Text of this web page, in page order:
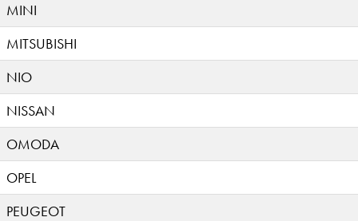
MINI
MITSUBISHI
NIO
NISSAN
OMODA
OPEL
PEUGEOT